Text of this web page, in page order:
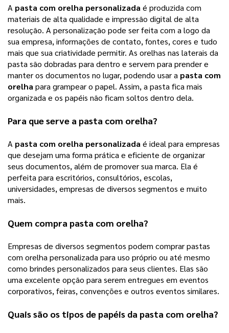
A pasta com orelha personalizada é produzida com
materiais de alta qualidade e impressão digital de alta
resolução. A personalização pode ser feita com a logo da
sua empresa, informações de contato, fontes, cores e tudo
mais que sua criatividade permitir. As orelhas nas laterais da
pasta são dobradas para dentro e servem para prender e
manter os documentos no lugar, podendo usar a pasta com
orelha para grampear o papel. Assim, a pasta fica mais
organizada e os papéis não ficam soltos dentro dela.
Para que serve a pasta com orelha?
A pasta com orelha personalizada é ideal para empresas
que desejam uma forma prática e eficiente de organizar
seus documentos, além de promover sua marca. Ela é
perfeita para escritórios, consultórios, escolas,
universidades, empresas de diversos segmentos e muito
mais.
Quem compra pasta com orelha?
Empresas de diversos segmentos podem comprar pastas
com orelha personalizada para uso próprio ou até mesmo
como brindes personalizados para seus clientes. Elas são
uma excelente opção para serem entregues em eventos
corporativos, feiras, convenções e outros eventos similares.
Quais são os tipos de papéis da pasta com orelha?